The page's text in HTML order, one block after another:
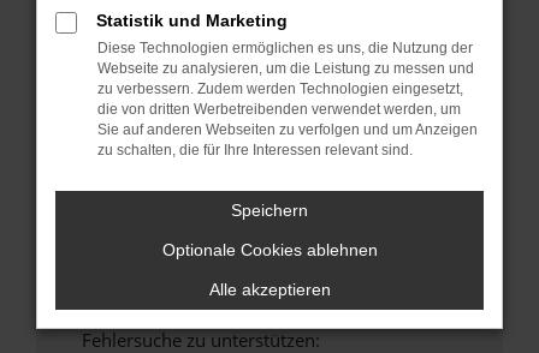
Stelle sicher, dass dein Browser und dein
Betriebssystem auf dem neuesten Stand
sind.
Veraltete Software birgt nicht nur ein
Sicherheitsrisiko, sondern kann auch dazu
führen, dass bestimmte Funktionen nicht mehr
Wende dich an den Webseitenbetreiber.
hast, kontaktiere uns bitte. Wir werden
versuchen, das Problem zu beheben. Du kannst
uns diesen Text schicken, um uns bei der
Fehlersuche zu unterstützen:
Statistik und Marketing
Diese Technologien ermöglichen es uns, die Nutzung der
Webseite zu analysieren, um die Leistung zu messen und
zu verbessern. Zudem werden Technologien eingesetzt,
die von dritten Werbetreibenden verwendet werden, um
Sie auf anderen Webseiten zu verfolgen und um Anzeigen
zu schalten, die für Ihre Interessen relevant sind.
Speichern
Optionale Cookies ablehnen
Alle akzeptieren